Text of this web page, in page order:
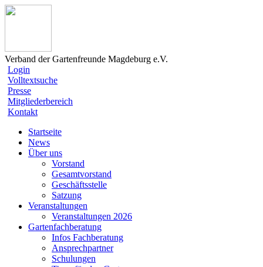
Verband der Gartenfreunde Magdeburg e.V.
Login
Volltextsuche
Presse
Mitgliederbereich
Kontakt
Startseite
News
Über uns
Vorstand
Gesamtvorstand
Geschäftsstelle
Satzung
Veranstaltungen
Veranstaltungen 2026
Gartenfachberatung
Infos Fachberatung
Ansprechpartner
Schulungen